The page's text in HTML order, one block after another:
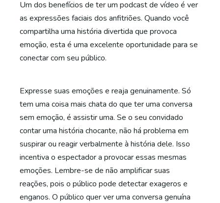
Um dos benefícios de ter um podcast de vídeo é ver
as expressões faciais dos anfitriões. Quando você
compartilha uma história divertida que provoca
emoção, esta é uma excelente oportunidade para se
conectar com seu público.
Expresse suas emoções e reaja genuinamente. Só
tem uma coisa mais chata do que ter uma conversa
sem emoção, é assistir uma. Se o seu convidado
contar uma história chocante, não há problema em
suspirar ou reagir verbalmente à história dele. Isso
incentiva o espectador a provocar essas mesmas
emoções. Lembre-se de não amplificar suas
reações, pois o público pode detectar exageros e
enganos. O público quer ver uma conversa genuína